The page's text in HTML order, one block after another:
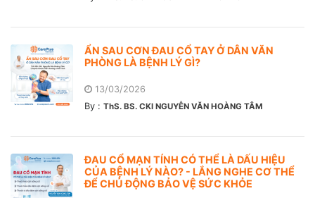
ẨN SAU CƠN ĐAU CỔ TAY Ở DÂN VĂN
PHÒNG LÀ BỆNH LÝ GÌ?
13/03/2026
By : ThS. BS. CKI NGUYỄN VĂN HOÀNG TÂM
ĐAU CỔ MẠN TÍNH CÓ THỂ LÀ DẤU HIỆU
CỦA BỆNH LÝ NÀO? - LẮNG NGHE CƠ THỂ
ĐỂ CHỦ ĐỘNG BẢO VỆ SỨC KHỎE